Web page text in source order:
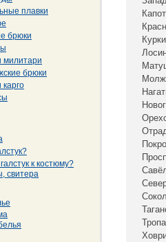
плавки
брюки
милитари
брюки
к костюму?
свитера